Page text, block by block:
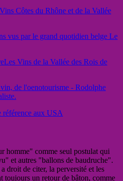
Côtes du Rhône et de la Vallée
vus par le grand quotidien belge Le
Les Vins de la Vallée des Rois de
de l'oenotourisme - Rodolphe
référence aux USA
homme" comme seul postulat qui
et autres "ballons de baudruche".
droit de citer, la perversité et les
toujours un retour de bâton, comme